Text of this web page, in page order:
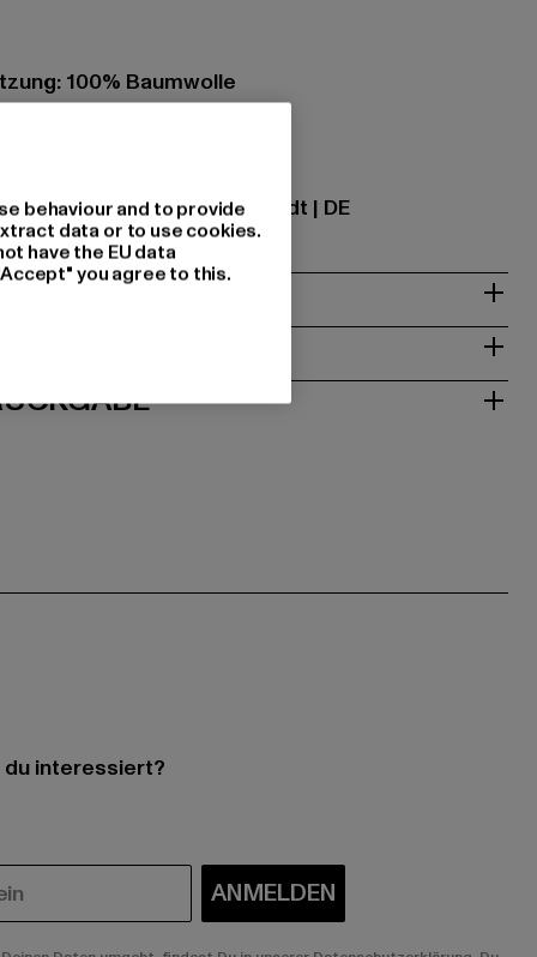
100% Baumwolle
GmbH |
7 | 64372 Ober-Ramstadt | DE
PASSFORM
interessiert?
ANMELDEN
behaviour and to provide
data or to use cookies.
have the EU data
you agree to this.